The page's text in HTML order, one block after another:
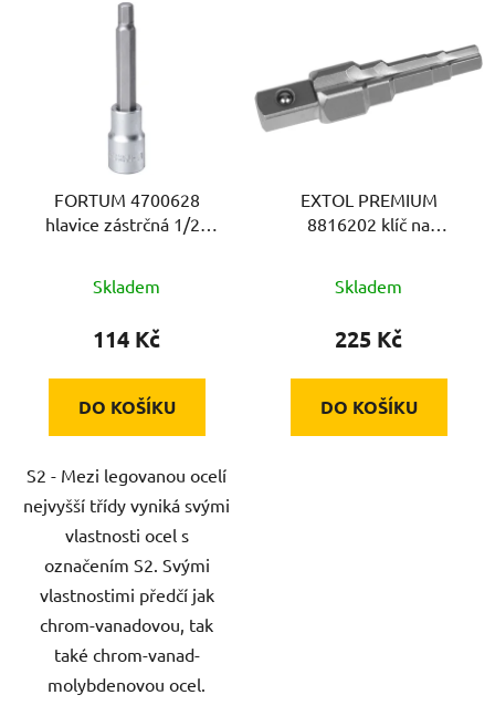
FORTUM 4700628
hlavice zástrčná 1/2"
Skladem
114 Kč
DO KOŠÍKU
S2 - Mezi legovanou ocelí
nejvyšší třídy vyniká svými
vlastnosti ocel s
označením S2. Svými
vlastnostimi předčí jak
chrom-vanadovou, tak
také chrom-vanad-
molybdenovou ocel.
EXTOL PREMIUM
8816202 klíč na
Skladem
225 Kč
DO KOŠÍKU